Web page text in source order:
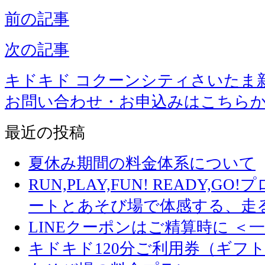
前の記事
次の記事
キドキド コクーンシティさいたま
お問い合わせ・お申込みはこちら
最近の投稿
夏休み期間の料金体系について
RUN,PLAY,FUN! READY,GO!
ートとあそび場で体感する、走
LINEクーポンはご精算時に ＜
キドキド120分ご利用券（ギフ